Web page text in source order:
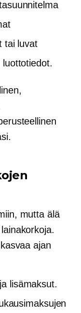
tai luvat
mutta älä
ajan
lisämaksut.